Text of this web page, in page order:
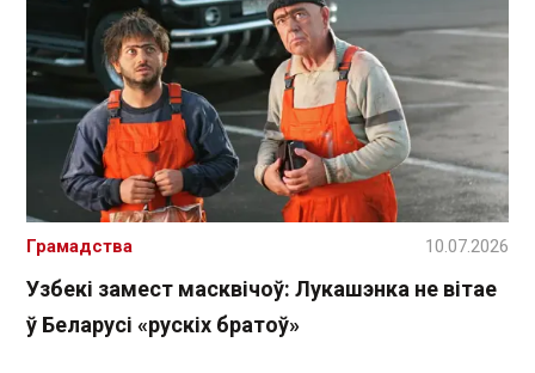
Узбекі замест масквічоў: Лукашэнка не вітае
ў Беларусі «рускіх братоў»
Грамадства 10.07.2026